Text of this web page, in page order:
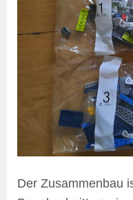
Der Zusammenbau